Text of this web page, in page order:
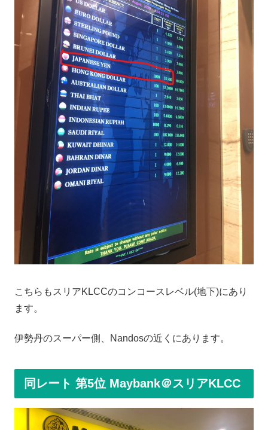
こちらもスリアKLCCのコンコースレベル(地下)にあり
ます。
伊勢丹のスーパー側、Nandosの近くにあります。
同レート 第5位 Maybank＠スリアKLCC